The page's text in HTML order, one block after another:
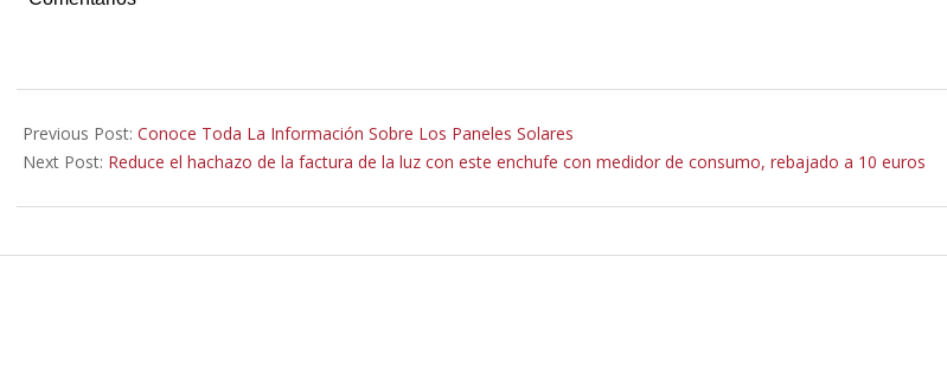
11-
14
Previous Post: Conoce Toda La Información Sobre Los Paneles Solares
Next Post: Reduce el hachazo de la factura de la luz con este enchufe con medidor de consumo, rebajado a 10 euros